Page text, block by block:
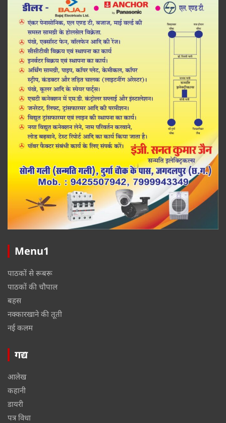
Menu1
पाठकों से रूबरू
पाठकों की चौपाल
बहस
नक्कारखाने की तूती
नई कलम
गद्य
आलेख
कहानी
डायरी
पत्र विधा